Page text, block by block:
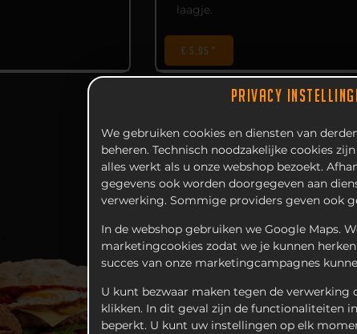
PRIVACY
We gebruiken cookies en diensten van
beheren. Technisch noodzakelijke cookies
alles werkt als u onze webshop bezoekt.
gegevens ook worden doorgegeven aan
verwerking. Sommige providers geven ook
In de webshop gebruiken we Google Maps.
marketingcookies zodat we je kunnen
succes van onze marketingcampagnes
U kunt bezwaar maken tegen de verwerking
klikken. In dit geval zijn de functionaliteiten
beperkt. U kunt uw instellingen op elk
laagje.
€ 5,95 *